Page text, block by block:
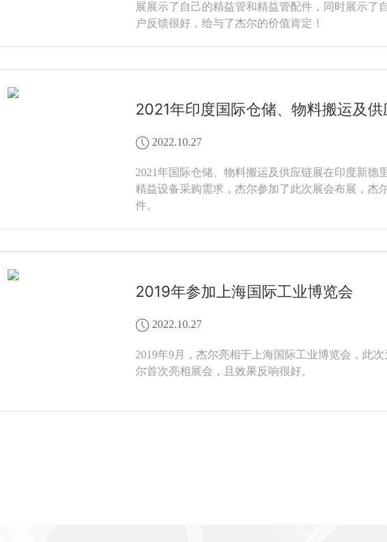
展展示了自己的精益管和精益管配件，同时展示了
户反馈很好，给与了杰尔的价值肯定！​
2021年印度国际仓储、物料搬运及
2022.10.27
2021年国际仓储、物料搬运及供应链展在印度新德
精益设备采购需求，杰尔参加了此次展会布展，杰
件。
2019年参加上海国际工业博览会
2022.10.27
2019年9月，杰尔亮相于上海国际工业博览会，此
尔首次亮相展会，且效果反响很好。